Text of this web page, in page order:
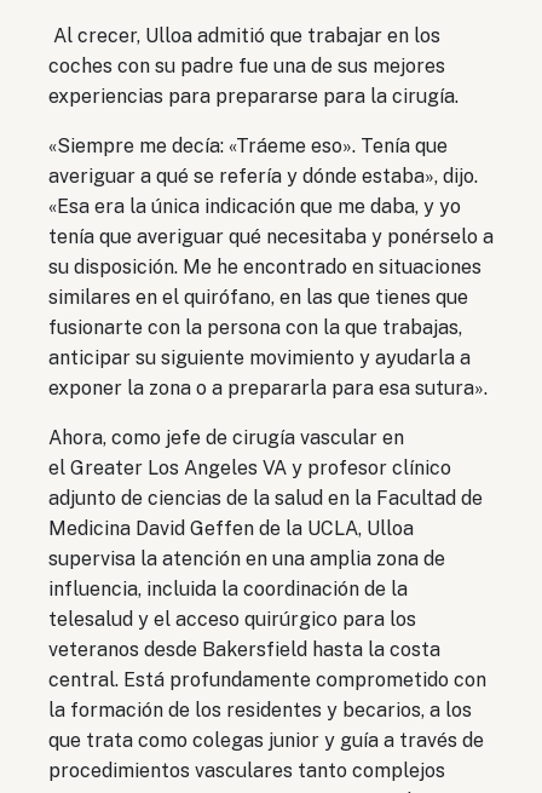
Al crecer, Ulloa admitió que trabajar en los
coches con su padre fue una de sus mejores
experiencias para prepararse para la cirugía.
«Siempre me decía: «Tráeme eso». Tenía que
averiguar a qué se refería y dónde estaba», dijo.
«Esa era la única indicación que me daba, y yo
tenía que averiguar qué necesitaba y ponérselo a
su disposición. Me he encontrado en situaciones
similares en el quirófano, en las que tienes que
fusionarte con la persona con la que trabajas,
anticipar su siguiente movimiento y ayudarla a
exponer la zona o a prepararla para esa sutura».
Ahora, como jefe de cirugía vascular en
el Greater Los Angeles VA y profesor clínico
adjunto de ciencias de la salud en la Facultad de
Medicina David Geffen de la UCLA, Ulloa
supervisa la atención en una amplia zona de
influencia, incluida la coordinación de la
telesalud y el acceso quirúrgico para los
veteranos desde Bakersfield hasta la costa
central. Está profundamente comprometido con
la formación de los residentes y becarios, a los
que trata como colegas junior y guía a través de
procedimientos vasculares tanto complejos